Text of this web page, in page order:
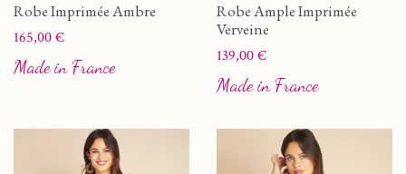
Robe Imprimée Ambre
Prix
165,00 €
Made in France
Robe Ample Imprimée
Verveine
Prix
139,00 €
Made in France